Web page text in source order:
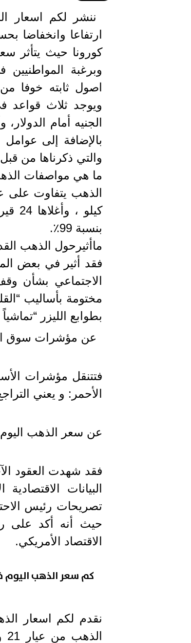
ننشر لكم اسعار
ارتفاعا
كورونا حيث يتأثر
وبرغبة
اصول ثابته خوفا
ويوجد ثلاث
الجنيه أمام
بالإضافة إلى
والتي ذكرناها من
ما هي مواصفات
الذهب يتفاوت
بنسبة 99٪.
ماأثيرحول الذهب
فقد أثير في بعض
الاجتماعي بشأن
مختومة بأساليب
بطوابع الليزر
عن مؤشرات سوق
فتتنقل مؤشرات
الأحمر: و يعني
عن سعر الذهب اليوم
فقد شهدت العقود
البيانات
تصريحات رئيس
حيث أنه أكد على
الاقتصاد الأمريكي.
كم سعر الذهب